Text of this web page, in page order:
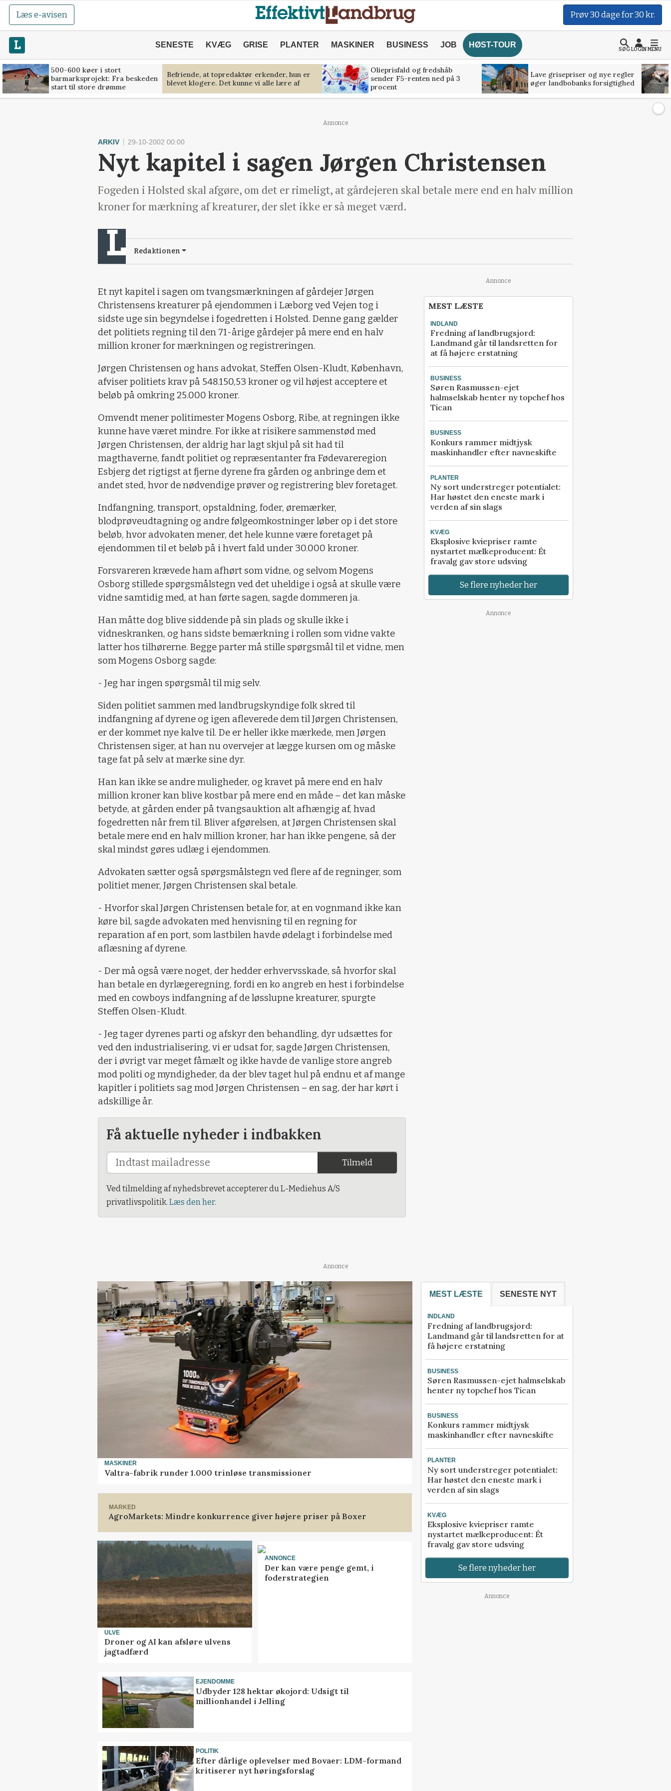
Læs e-avisen Prøv 30 dage for 30 kr.
SENESTE KVÆG GRISE PLANTER MASKINER BUSINESS JOB HØST-TOUR
SØGLOGINMENU
500-600 køer i stort
barmarksprojekt: Fra beskeden
start til store drømme
Befriende, at topredaktør erkender, hun er
blevet klogere. Det kunne vi alle lære af
Olieprisfald og fredshåb
sender F5-renten ned på 3
procent
Lave grisepriser og nye regler
øger landbobanks forsigtighed
Annonce
ARKIV 29-10-2002 00:00
Nyt kapitel i sagen Jørgen Christensen
Fogeden i Holsted skal afgøre, om det er rimeligt, at gårdejeren skal betale mere end en halv million
kroner for mærkning af kreaturer, der slet ikke er så meget værd.
Redaktionen
Et nyt kapitel i sagen om tvangsmærkningen af gårdejer Jørgen
Christensens kreaturer på ejendommen i Læborg ved Vejen tog i
sidste uge sin begyndelse i fogedretten i Holsted. Denne gang gælder
det politiets regning til den 71-årige gårdejer på mere end en halv
million kroner for mærkningen og registreringen.
Jørgen Christensen og hans advokat, Steffen Olsen-Kludt, København,
afviser politiets krav på 548.150,53 kroner og vil højest acceptere et
beløb på omkring 25.000 kroner.
Omvendt mener politimester Mogens Osborg, Ribe, at regningen ikke
kunne have været mindre. For ikke at risikere sammenstød med
Jørgen Christensen, der aldrig har lagt skjul på sit had til
magthaverne, fandt politiet og repræsentanter fra Fødevareregion
Esbjerg det rigtigst at fjerne dyrene fra gården og anbringe dem et
andet sted, hvor de nødvendige prøver og registrering blev foretaget.
Indfangning, transport, opstaldning, foder, øremærker,
blodprøveudtagning og andre følgeomkostninger løber op i det store
beløb, hvor advokaten mener, det hele kunne være foretaget på
ejendommen til et beløb på i hvert fald under 30.000 kroner.
Forsvareren krævede ham afhørt som vidne, og selvom Mogens
Osborg stillede spørgsmålstegn ved det uheldige i også at skulle være
vidne samtidig med, at han førte sagen, sagde dommeren ja.
Han måtte dog blive siddende på sin plads og skulle ikke i
vidneskranken, og hans sidste bemærkning i rollen som vidne vakte
latter hos tilhørerne. Begge parter må stille spørgsmål til et vidne, men
som Mogens Osborg sagde:
- Jeg har ingen spørgsmål til mig selv.
Siden politiet sammen med landbrugskyndige folk skred til
indfangning af dyrene og igen afleverede dem til Jørgen Christensen,
er der kommet nye kalve til. De er heller ikke mærkede, men Jørgen
Christensen siger, at han nu overvejer at lægge kursen om og måske
tage fat på selv at mærke sine dyr.
Han kan ikke se andre muligheder, og kravet på mere end en halv
million kroner kan blive kostbar på mere end en måde – det kan måske
betyde, at gården ender på tvangsauktion alt afhængig af, hvad
fogedretten når frem til. Bliver afgørelsen, at Jørgen Christensen skal
betale mere end en halv million kroner, har han ikke pengene, så der
skal mindst gøres udlæg i ejendommen.
Advokaten sætter også spørgsmålstegn ved flere af de regninger, som
politiet mener, Jørgen Christensen skal betale.
- Hvorfor skal Jørgen Christensen betale for, at en vognmand ikke kan
køre bil, sagde advokaten med henvisning til en regning for
reparation af en port, som lastbilen havde ødelagt i forbindelse med
aflæsning af dyrene.
- Der må også være noget, der hedder erhvervsskade, så hvorfor skal
han betale en dyrlægeregning, fordi en ko angreb en hest i forbindelse
med en cowboys indfangning af de løsslupne kreaturer, spurgte
Steffen Olsen-Kludt.
- Jeg tager dyrenes parti og afskyr den behandling, dyr udsættes for
ved den industrialisering, vi er udsat for, sagde Jørgen Christensen,
der i øvrigt var meget fåmælt og ikke havde de vanlige store angreb
mod politi og myndigheder, da der blev taget hul på endnu et af mange
kapitler i politiets sag mod Jørgen Christensen – en sag, der har kørt i
adskillige år.
Få aktuelle nyheder i indbakken
Tilmeld
Ved tilmelding af nyhedsbrevet accepterer du L-Mediehus A/S
privatlivspolitik. Læs den her.
Annonce
MEST LÆSTE
INDLAND
Fredning af landbrugsjord:
Landmand går til landsretten for
at få højere erstatning
BUSINESS
Søren Rasmussen-ejet
halmselskab henter ny topchef hos
Tican
BUSINESS
Konkurs rammer midtjysk
maskinhandler efter navneskifte
PLANTER
Ny sort understreger potentialet:
Har høstet den eneste mark i
verden af sin slags
KVÆG
Eksplosive kviepriser ramte
nystartet mælkeproducent: Ét
fravalg gav store udsving
Se flere nyheder her
Annonce
Annonce
MASKINER
Valtra-fabrik runder 1.000 trinløse transmissioner
MARKED
AgroMarkets: Mindre konkurrence giver højere priser på Boxer
ULVE
Droner og AI kan afsløre ulvens
jagtadfærd
ANNONCE
Der kan være penge gemt, i
foderstrategien
EJENDOMME
Udbyder 128 hektar økojord: Udsigt til
millionhandel i Jelling
POLITIK
Efter dårlige oplevelser med Bovaer: LDM-formand
kritiserer nyt høringsforslag
MEST LÆSTE SENESTE NYT
INDLAND
Fredning af landbrugsjord:
Landmand går til landsretten for at
få højere erstatning
BUSINESS
Søren Rasmussen-ejet halmselskab
henter ny topchef hos Tican
BUSINESS
Konkurs rammer midtjysk
maskinhandler efter navneskifte
PLANTER
Ny sort understreger potentialet:
Har høstet den eneste mark i
verden af sin slags
KVÆG
Eksplosive kviepriser ramte
nystartet mælkeproducent: Ét
fravalg gav store udsving
Se flere nyheder her
Annonce